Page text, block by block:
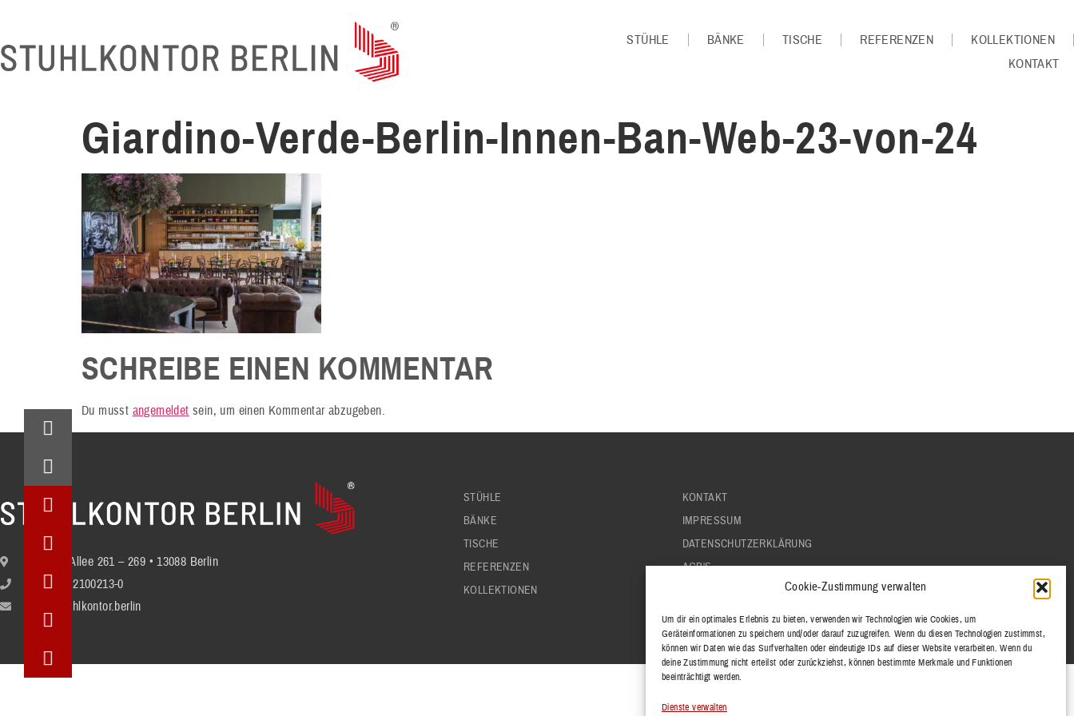
Cookie-Zustimmung verwalten
Um dir ein optimales Erlebnis zu bieten, verwenden wir Technologien wie Cookies, um
Geräteinformationen zu speichern und/oder darauf zuzugreifen. Wenn du diesen Technologien zustimmst,
können wir Daten wie das Surfverhalten oder eindeutige IDs auf dieser Website verarbeiten. Wenn du
deine Zustimmung nicht erteilst oder zurückziehst, können bestimmte Merkmale und Funktionen
beeinträchtigt werden.
Dienste verwalten
STÜHLE BÄNKE TISCHE REFERENZEN
KOLLEKTIONEN
KONTAKT
Giardino-Verde-Berlin-Innen-Ban-Web-23-von-24
SCHREIBE EINEN KOMMENTAR
Du musst angemeldet sein, um einen Kommentar abzugeben.
Berliner Allee 261 – 269 • 13088 Berlin
+49 (30) 2100213-0
info@stuhlkontor.berlin
STÜHLE
BÄNKE
TISCHE
REFERENZEN
KOLLEKTIONEN
KONTAKT
IMPRESSUM
DATENSCHUTZERKLÄRUNG
AGB'S